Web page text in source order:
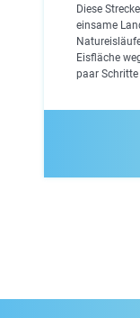
Diese
einsame
Eisfläche
paar